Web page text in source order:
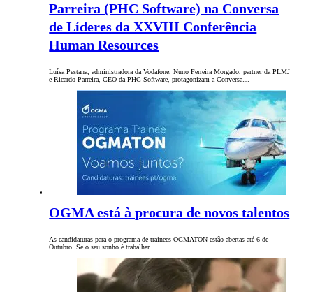
Parreira (PHC Software) na Conversa
de Líderes da XXVIII Conferência
Human Resources
Luísa Pestana, administradora da Vodafone, Nuno Ferreira Morgado, partner da PLMJ
e Ricardo Parreira, CEO da PHC Software, protagonizam a Conversa…
OGMA está à procura de novos talentos
As candidaturas para o programa de trainees OGMATON estão abertas até 6 de
Outubro. Se o seu sonho é trabalhar…